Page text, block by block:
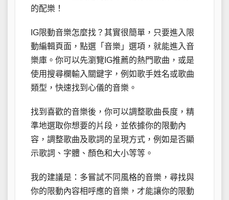
的配樂！
IG限動音樂怎麼找？其實很簡單，只要進入限
動編輯頁面，點選「音樂」選項，就能進入音
樂庫。你可以先瀏覽IG推薦的熱門歌曲，或是
使用搜尋欄輸入關鍵字，例如歌手姓名或歌曲
類型，快速找到心儀的音樂。
找到喜歡的音樂後，你可以調整歌曲長度，精
準地選取你想要的片段，並依據你的限動內
容，調整歌曲及歌詞的呈現方式，例如是否顯
示歌詞、字體、顏色和大小等等。
我的建議是：多嘗試不同風格的音樂，尋找與
你的限動內容相呼應的音樂，才能讓你的限動